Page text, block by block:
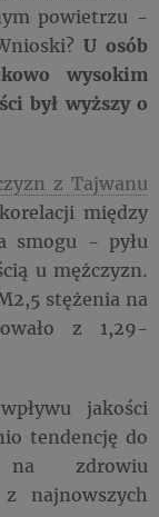
powietrzu -
U osób
wysokim
był wyższy o
z Tajwanu
między
smogu - pyłu
u mężczyzn.
stężenia na
z 1,29-
jakości
tendencję do
na zdrowiu
najnowszych